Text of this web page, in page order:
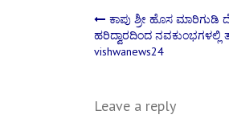
Post
ಕಾಪು ಶ್ರೀ ಹೊಸ ಮಾರಿಗುಡಿ
ಹರಿದ್ವಾರದಿಂದ ನವಕುಂಭಗಳಲ್ಲಿ
vishwanews24
Leave a reply